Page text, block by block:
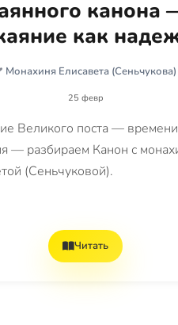
канона
как
Монахиня Елисавета (Сеньчукова)
25 февр
Великого поста — времени
— разбираем Канон с
(Сеньчуковой).
Читать